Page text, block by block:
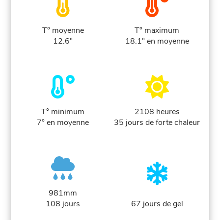
T° moyenne
12.6°
T° maximum
18.1° en moyenne
T° minimum
7° en moyenne
2108 heures
35 jours de forte chaleur
981mm
108 jours
67 jours de gel